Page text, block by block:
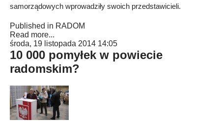
samorządowych wprowadziły swoich przedstawicieli.
Published in RADOM
Read more...
środa, 19 listopada 2014 14:05
10 000 pomyłek w powiecie
radomskim?